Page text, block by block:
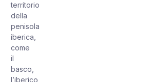
territorio
della
penisola
iberica,
come
il
basco,
l’iberico,